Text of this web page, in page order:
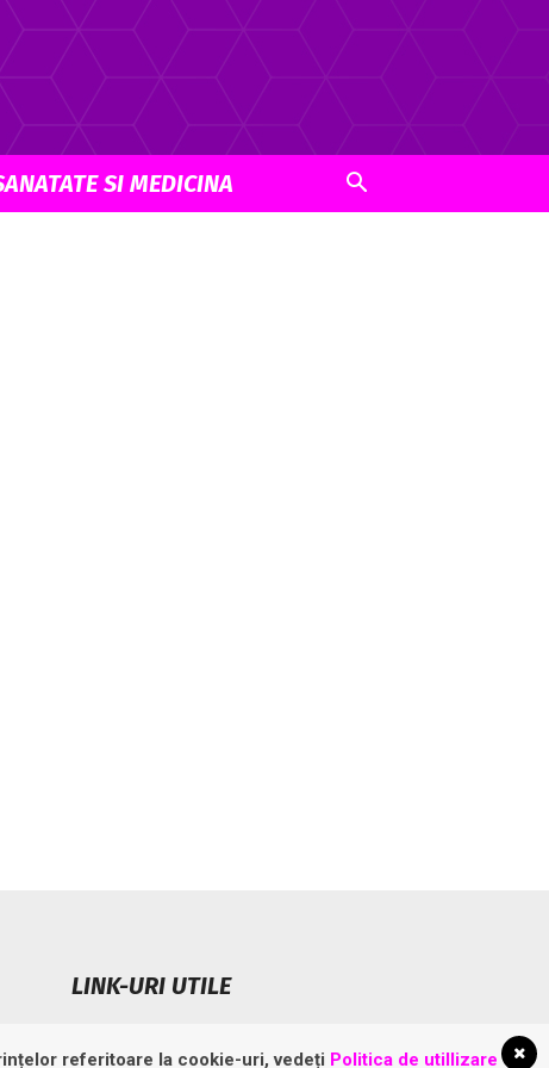
SI MEDICINA
LINK-URI UTILE
fișierele cookies Politică de confidențialitate
referitoare la cookie-uri, vedeți Politica de utillizare